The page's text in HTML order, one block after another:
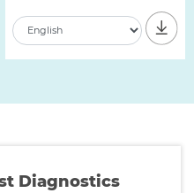
Diagnostics